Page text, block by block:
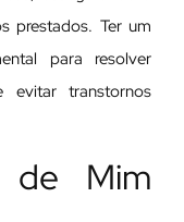
prestados. Ter um
para resolver
evitar transtornos
de Mim